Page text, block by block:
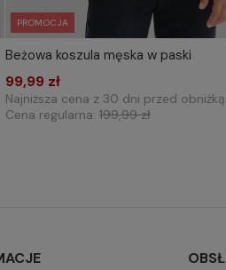
PROMOCJA
WYBIERZ ROZMIAR DO
Beżowa koszula męska w paski
99,99 zł
Najniższa cena z 30 dni przed obniżką:
Cena regularna: 199,99 zł